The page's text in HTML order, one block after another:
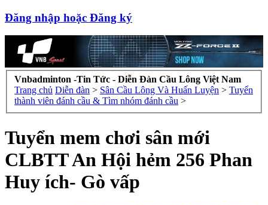
Đăng nhập hoặc Đăng ký
Vnbadminton -Tin Tức - Diễn Đàn Cầu Lông Việt Nam
Trang chủ Diễn đàn > Sân Cầu Lông Và Huấn Luyện > Tuyển
thành viên đánh cầu & Tìm nhóm đánh cầu >
Tuyển mem chơi sân mới
CLBTT An Hội hẻm 256 Phan
Huy ích- Gò vấp